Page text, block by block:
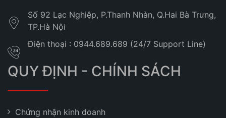
Số 92 Lạc Nghiệp, P.Thanh Nhàn, Q.Hai Bà Trưng,
TP.Hà Nội
Điện thoại : 0944.689.689 (24/7 Support Line)
QUY ĐỊNH - CHÍNH SÁCH
Chứng nhận kinh doanh